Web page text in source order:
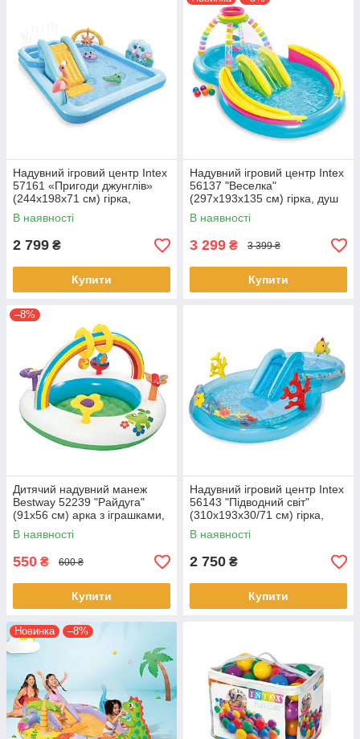
Надувний ігровий центр Intex
57161 «Пригоди джунглів»
(244x198x71 см) гірка,
фонтан
В наявності
2 799 ₴
Купити
Надувний ігровий центр Intex
56137 "Веселка"
(297х193х135 см) гірка, душ
В наявності
3 299 ₴ 3 399 ₴
Купити
–8%
Дитячий надувний манеж
Bestway 52239 "Райдуга"
(91х56 см) арка з іграшками,
надувною підлогою
В наявності
550 ₴ 600 ₴
Купити
Надувний ігровий центр Intex
56143 "Підводний світ"
(310х193х30/71 см) гірка,
фонтан
В наявності
2 750 ₴
Купити
Новинка –8%